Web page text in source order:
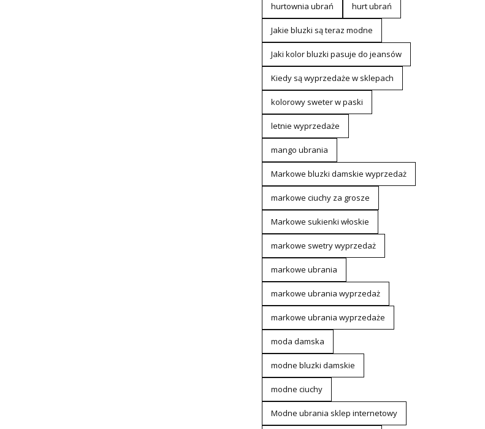
hurtownia ubrań hurt ubrań
Jakie bluzki są teraz modne
Jaki kolor bluzki pasuje do jeansów
Kiedy są wyprzedaże w sklepach
kolorowy sweter w paski
letnie wyprzedaże
mango ubrania
Markowe bluzki damskie wyprzedaż
markowe ciuchy za grosze
Markowe sukienki włoskie
markowe swetry wyprzedaż
markowe ubrania
markowe ubrania wyprzedaż
markowe ubrania wyprzedaże
moda damska
modne bluzki damskie
modne ciuchy
Modne ubrania sklep internetowy